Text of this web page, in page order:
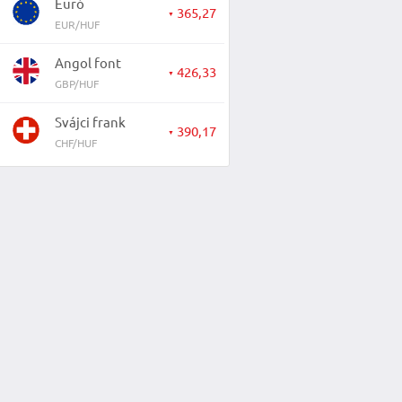
EUR/HUF
▼ 365,27
Angol font
GBP/HUF
▼ 426,33
Svájci frank
CHF/HUF
▼ 390,17